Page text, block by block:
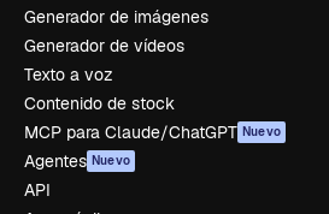
Generador de imágenes
Generador de vídeos
Texto a voz
Contenido de stock
MCP para Claude/ChatGPT Nuevo
Agentes Nuevo
API